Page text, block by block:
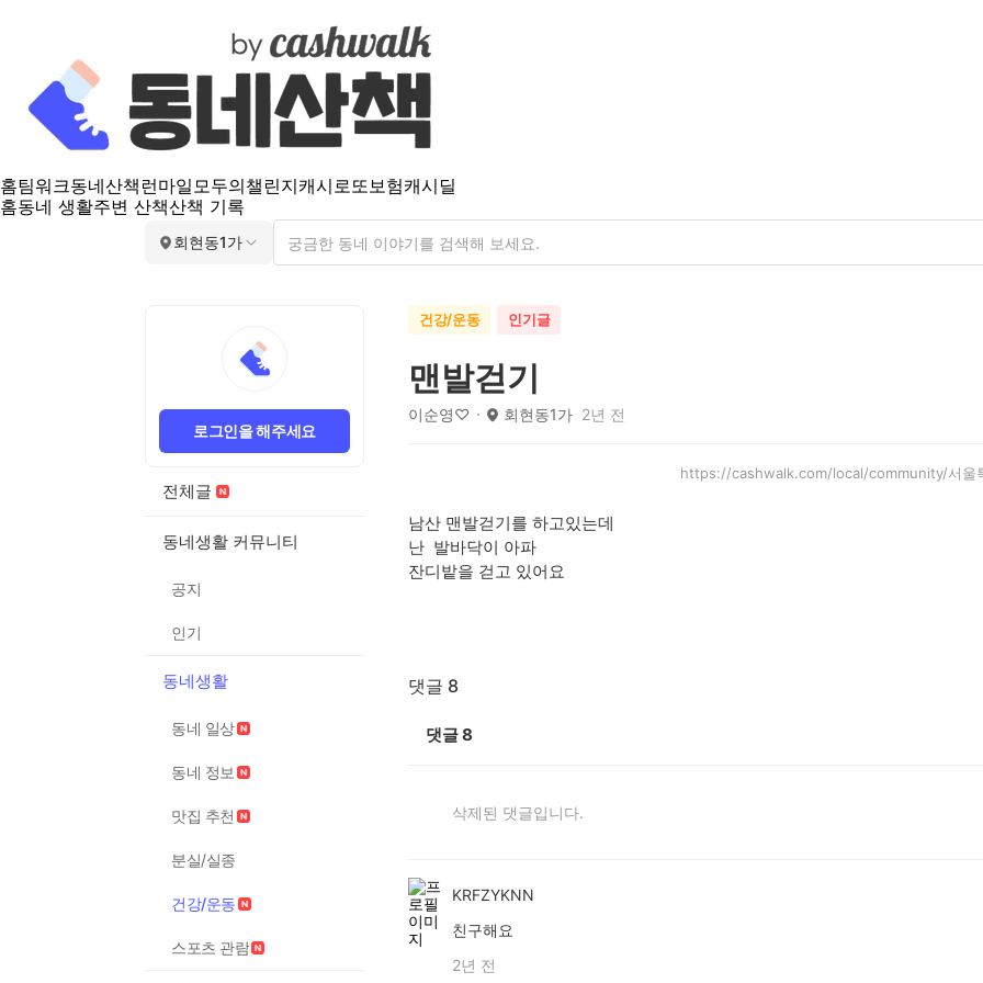
홈팀워크동네산책 런마일모두의챌린지캐시로또보험캐시딜
홈동네 생활주변 산책산책 기록
회현동1가
로그인을 해주세요
전체글
동네생활 커뮤니티
공지
인기
동네생활
동네 일상
동네 정보
맛집 추천
분실/실종
건강/운동
스포츠 관람
건강/운동 인기글
맨발걷기
이순영♡ 회현동1가 2년 전
https://cashwalk.com/local/community/서울
남산 맨발걷기를 하고있는데
난 발바닥이 아파
잔디밭을 걷고 있어요
댓글 8
댓글8
삭제된 댓글입니다.
KRFZYKNN
친구해요
2년 전